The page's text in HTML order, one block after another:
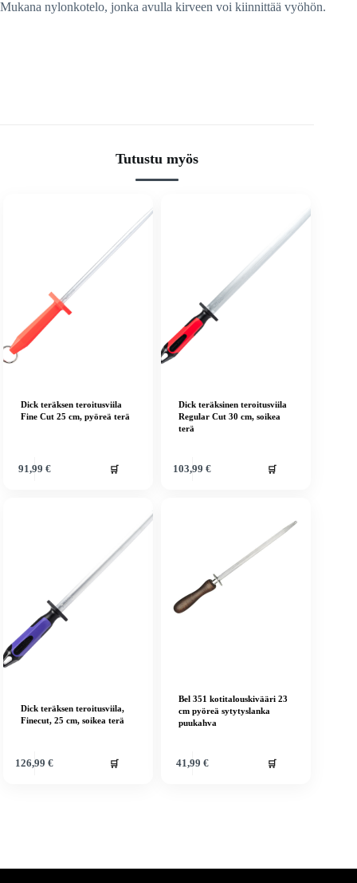
Mukana nylonkotelo, jonka avulla kirveen voi kiinnittää vyöhön.
Tutustu myös
Dick teräksen teroitusviila
Fine Cut 25 cm, pyöreä terä
91,99 € 🛒
Dick teräksinen teroitusviila
Regular Cut 30 cm, soikea
terä
103,99€ 🛒
Dick teräksen teroitusviila,
Finecut, 25 cm, soikea terä
126,99€ 🛒
Bel 351 kotitalouskivääri 23
cm pyöreä sytytyslanka
puukahva
41,99 € 🛒